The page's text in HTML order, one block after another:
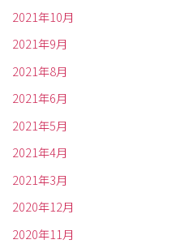
2021年10月
2021年9月
2021年8月
2021年6月
2021年5月
2021年4月
2021年3月
2020年12月
2020年11月